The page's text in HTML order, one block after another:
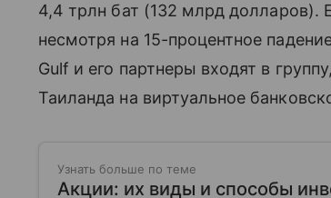
4,4 трлн бат (132 млрд долларов).
несмотря на 15-процентное
Gulf и его партнеры входят в
Таиланда на виртуальное
Узнать больше по теме
Акции: их виды и способы